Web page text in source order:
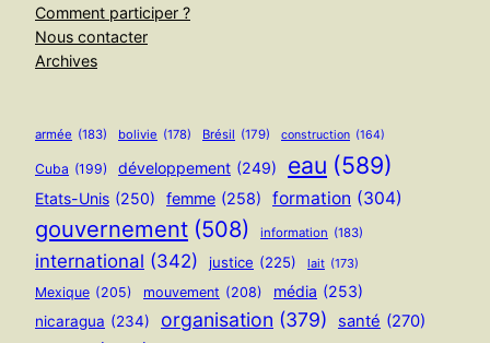
Comment participer ?
Nous contacter
Archives
armée (183) bolivie (178) Brésil (179) construction (164)
Cuba (199) développement (249) eau (589)
Etats-Unis (250) femme (258) formation (304)
gouvernement (508) information (183)
international (342) justice (225) lait (173)
Mexique (205) mouvement (208) média (253)
nicaragua (234) organisation (379) santé (270)